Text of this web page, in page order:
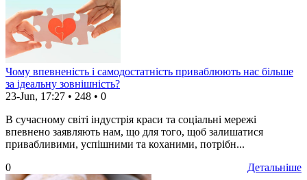
Чому впевненість і самодостатність приваблюють нас більше
за ідеальну зовнішність?
23-Jun, 17:27 • 248 • 0
В сучасному світі індустрія краси та соціальні мережі
впевнено заявляють нам, що для того, щоб залишатися
привабливими, успішними та коханими, потрібн...
Детальніше
0